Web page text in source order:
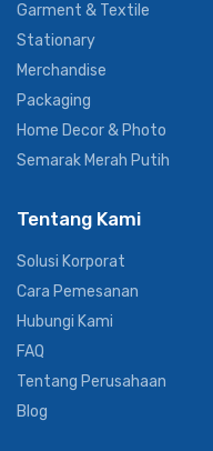
Garment & Textile
Stationary
Merchandise
Packaging
Home Decor & Photo
Semarak Merah Putih
Tentang Kami
Solusi Korporat
Cara Pemesanan
Hubungi Kami
FAQ
Tentang Perusahaan
Blog